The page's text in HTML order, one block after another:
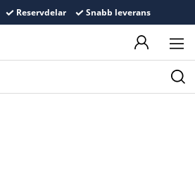
Reservdelar Snabb leverans